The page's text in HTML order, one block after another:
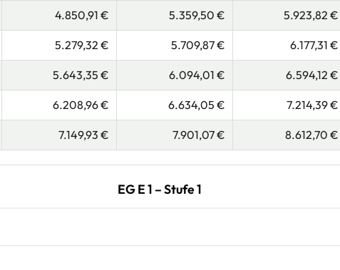
4.850,91 € 5.359,50 € 5.923,82 €
5.279,32 € 5.709,87 € 6.177,31 €
5.643,35 € 6.094,01 € 6.594,12 €
6.208,96 € 6.634,05 € 7.214,39 €
7.149,93 € 7.901,07 € 8.612,70 €
EG E 1 – Stufe 1